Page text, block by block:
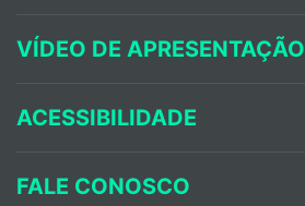
VÍDEO DE APRESENTAÇÃO
ACESSIBILIDADE
FALE CONOSCO